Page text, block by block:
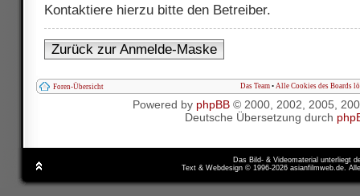
Kontaktiere hierzu bitte den Betreiber.
Zurück zur Anmelde-Maske
Foren-Übersicht Das Team • Alle Cookies des Boards
Powered by phpBB© 2000, 2002, 2005,
Deutsche Übersetzung durch
Das Bild- & Videomaterial unterliegt
Text & Webdesign © 1996-2026 asianfilmweb.de.